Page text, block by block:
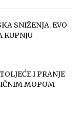
SNIŽENJA. EVO
KUPNJU
I PRANJE
MOPOM